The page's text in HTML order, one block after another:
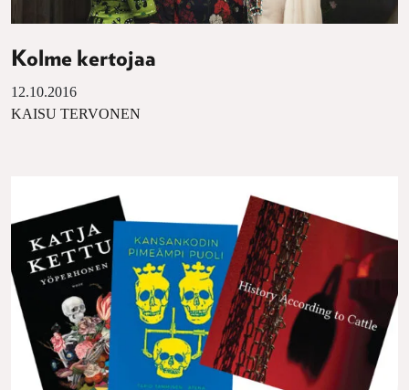
Kolme kertojaa
12.10.2016
KAISU TERVONEN